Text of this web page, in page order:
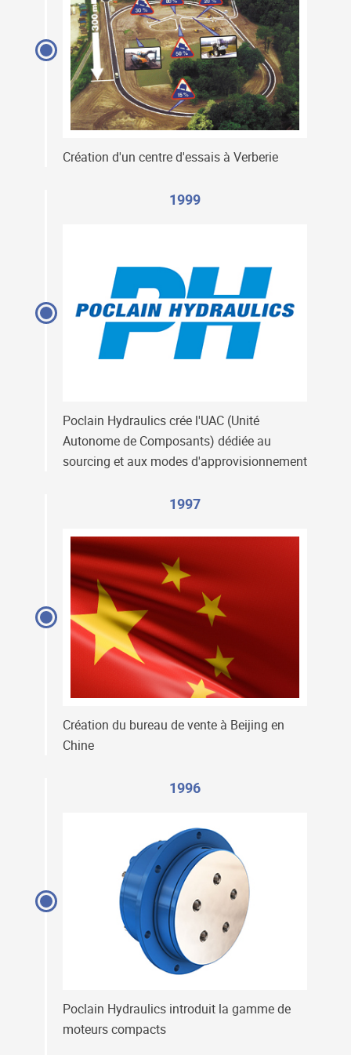
Création d'un centre d'essais à Verberie
1999
Poclain Hydraulics crée l'UAC (Unité
Autonome de Composants) dédiée au
sourcing et aux modes d'approvisionnement
1997
Création du bureau de vente à Beijing en
Chine
1996
Poclain Hydraulics introduit la gamme de
moteurs compacts